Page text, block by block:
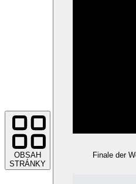
OBSAH
STRÁNKY
Finale der